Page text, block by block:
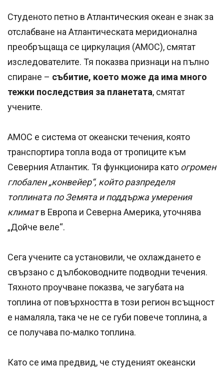
Студеното петно в Атлантическия океан е знак за
отслабване на Атлантическата меридионална
преобръщаща се циркулация (AMOC), смятат
изследователите. Тя показва признаци на пълно
спиране – събитие, което може да има много
тежки последствия за планетата, смятат
учените.
AMOC е система от океански течения, която
транспортира топла вода от тропиците към
Северния Атлантик. Тя функционира като огромен
глобален „конвейер“, който разпределя
топлината по Земята и поддържа умерения
климатв Европа и Северна Америка, уточнява
„Дойче веле“.
Сега учените са установили, че охлаждането е
свързано с дълбоководните подводни течения.
Тяхното проучване показва, че загубата на
топлина от повърхността в този регион всъщност
е намаляла, така че не се губи повече топлина, а
се получава по-малко топлина.
Като се има предвид, че студеният океански